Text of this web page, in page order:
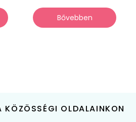
Bővebben
KÖZÖSSÉGI OLDALAINKON